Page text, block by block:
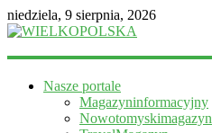
niedziela, 9 sierpnia, 2026
WIELKOPOLSKA
informacyjny
Nasze portale
Magazyninformacyjny
Nowotomyskimagazyn